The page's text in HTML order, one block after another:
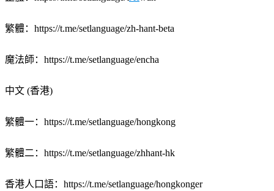
繁體： https://t.me/setlanguage/zh-hant-beta
魔法師： https://t.me/setlanguage/encha
中文 (香港)
繁體一： https://t.me/setlanguage/hongkong
繁體二： https://t.me/setlanguage/zhhant-hk
香港人口語： https://t.me/setlanguage/hongkonger